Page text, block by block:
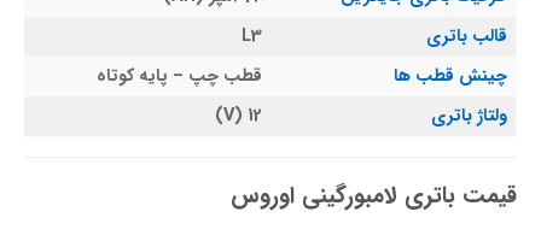
قالب باتری
L3
چینش قطب ها
قطب چپ – پایه کوتاه
ولتاژ باتری
12 (V)
قیمت باتری لامبورگینی اوروس